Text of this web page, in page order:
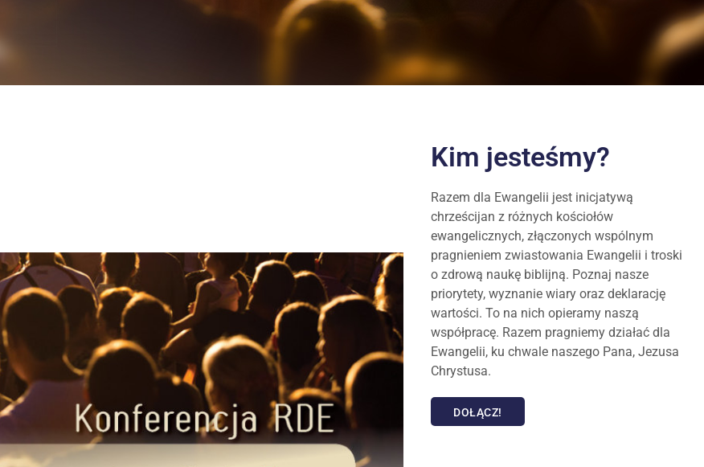
Kim jesteśmy?
Razem dla Ewangelii jest inicjatywą
chrześcijan z różnych kościołów
ewangelicznych, złączonych wspólnym
pragnieniem zwiastowania Ewangelii i troski
o zdrową naukę biblijną. Poznaj nasze
priorytety, wyznanie wiary oraz deklarację
wartości. To na nich opieramy naszą
współpracę. Razem pragniemy działać dla
Ewangelii, ku chwale naszego Pana, Jezusa
Chrystusa.
DOŁĄCZ!